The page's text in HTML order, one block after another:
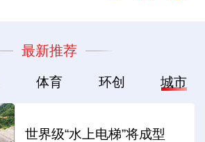
最新推荐
体育 环创 城市
世界级“水上电梯”将成型